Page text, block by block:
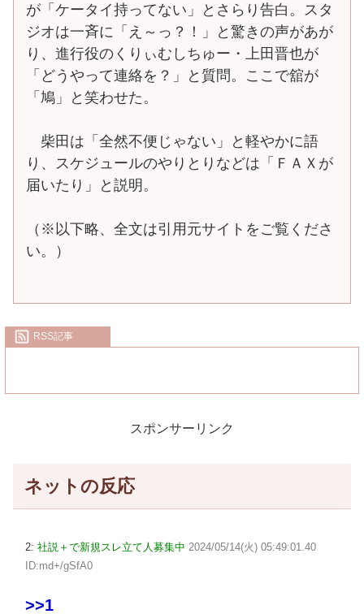
が「ケータイ持ってない」とさらり告白。スタ
ジオは一斉に「え～っ？！」と驚きの声があが
り、進行役のくりぃむしちゅー・上田晋也が
「どうやって連絡を？」と質問。ここで舘が
「鳩」と笑わせた。
柴田は「全然不便じゃない」と軽やかに語
り、スケジュールのやりとりなどは「ＦＡＸが
届いたり」と説明。
（※以下略、全文は引用元サイトをご覧くださ
い。）
RSS記事
スポンサーリンク
ネットの反応
2: 社説＋で新規スレ立て人募集中 2024/05/14(火) 05:49:01.40
ID:md+/gSfA0
>>1